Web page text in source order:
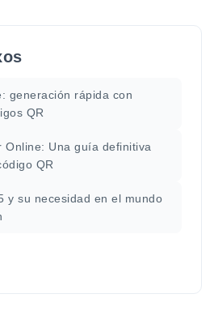
generación rápida con
QR
Online: Una guía definitiva
QR
y su necesidad en el mundo